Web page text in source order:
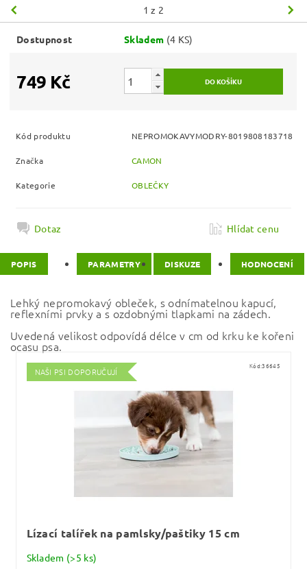
1 z 2
Dostupnost Skladem (4 KS)
749 Kč
Kód produktu NEPROMOKAVYMODRY-8019808183718
Značka CAMON
Kategorie OBLEČKY
Dotaz Hlídat cenu
POPIS PARAMETRY DISKUZE HODNOCENÍ
Lehký nepromokavý obleček, s odnímatelnou kapucí,
reflexními prvky a s ozdobnými tlapkami na zádech.
Uvedená velikost odpovídá délce v cm od krku ke kořeni
ocasu psa.
NAŠI PSI DOPORUČUJÍ
Kód:36645
Lízací talířek na pamlsky/paštiky 15 cm
Skladem (>5 ks)